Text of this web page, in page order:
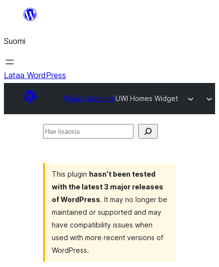
Suomi
Lataa WordPress
Plugin DirectoryUWI Homes Widget
Hae
This plugin hasn’t been tested
with the latest 3 major releases
of WordPress. It may no longer be
maintained or supported and may
have compatibility issues when
used with more recent versions of
WordPress.